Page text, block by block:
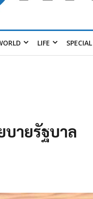
LIFE SPECIAL
บายรัฐบาล